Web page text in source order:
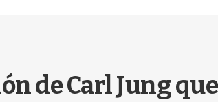
de Carl Jung